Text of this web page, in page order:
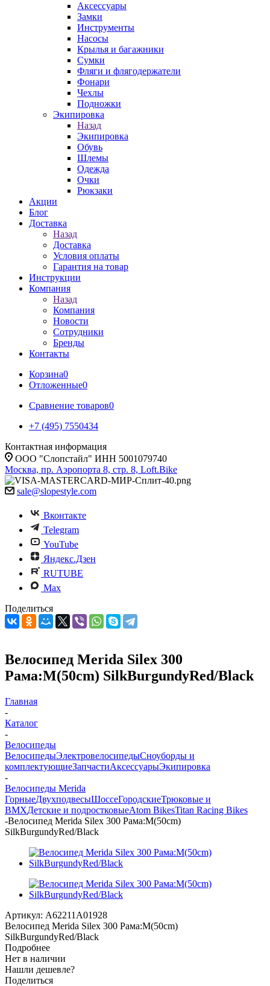
Аксессуары
Замки
Инструменты
Насосы
Крылья и багажники
Сумки
Фляги и флягодержатели
Фонари
Чехлы
Подножки
Экипировка
Назад
Экипировка
Обувь
Шлемы
Одежда
Очки
Рюкзаки
Акции
Блог
Доставка
Назад
Доставка
Условия оплаты
Гарантия на товар
Инструкции
Компания
Назад
Компания
Новости
Сотрудники
Бренды
Контакты
Корзина0
Отложенные0
Сравнение товаров0
+7 (495) 7550434
Контактная информация
ООО "Слопстайл" ИНН 5001079740
Москва, пр. Аэропорта 8, стр. 8, Loft.Bike
sale@slopestyle.com
Вконтакте
Telegram
YouTube
Яндекс.Дзен
RUTUBE
Max
Поделиться
Велосипед Merida Silex 300
Рама:M(50cm) SilkBurgundyRed/Black
Главная
-
Каталог
-
Велосипеды
ВелосипедыЭлектровелосипедыCноуборды и
комплектующиеЗапчастиАксессуарыЭкипировка
-
Велосипеды Merida
ГорныеДвухподвесыШоссеГородскиеТрюковые и
BMXДетские и подростковыеAtom BikesTitan Racing Bikes
-Велосипед Merida Silex 300 Рама:M(50cm)
SilkBurgundyRed/Black
Артикул: A62211A01928
Велосипед Merida Silex 300 Рама:M(50cm)
SilkBurgundyRed/Black
Подробнее
Нет в наличии
Нашли дешевле?
Поделиться